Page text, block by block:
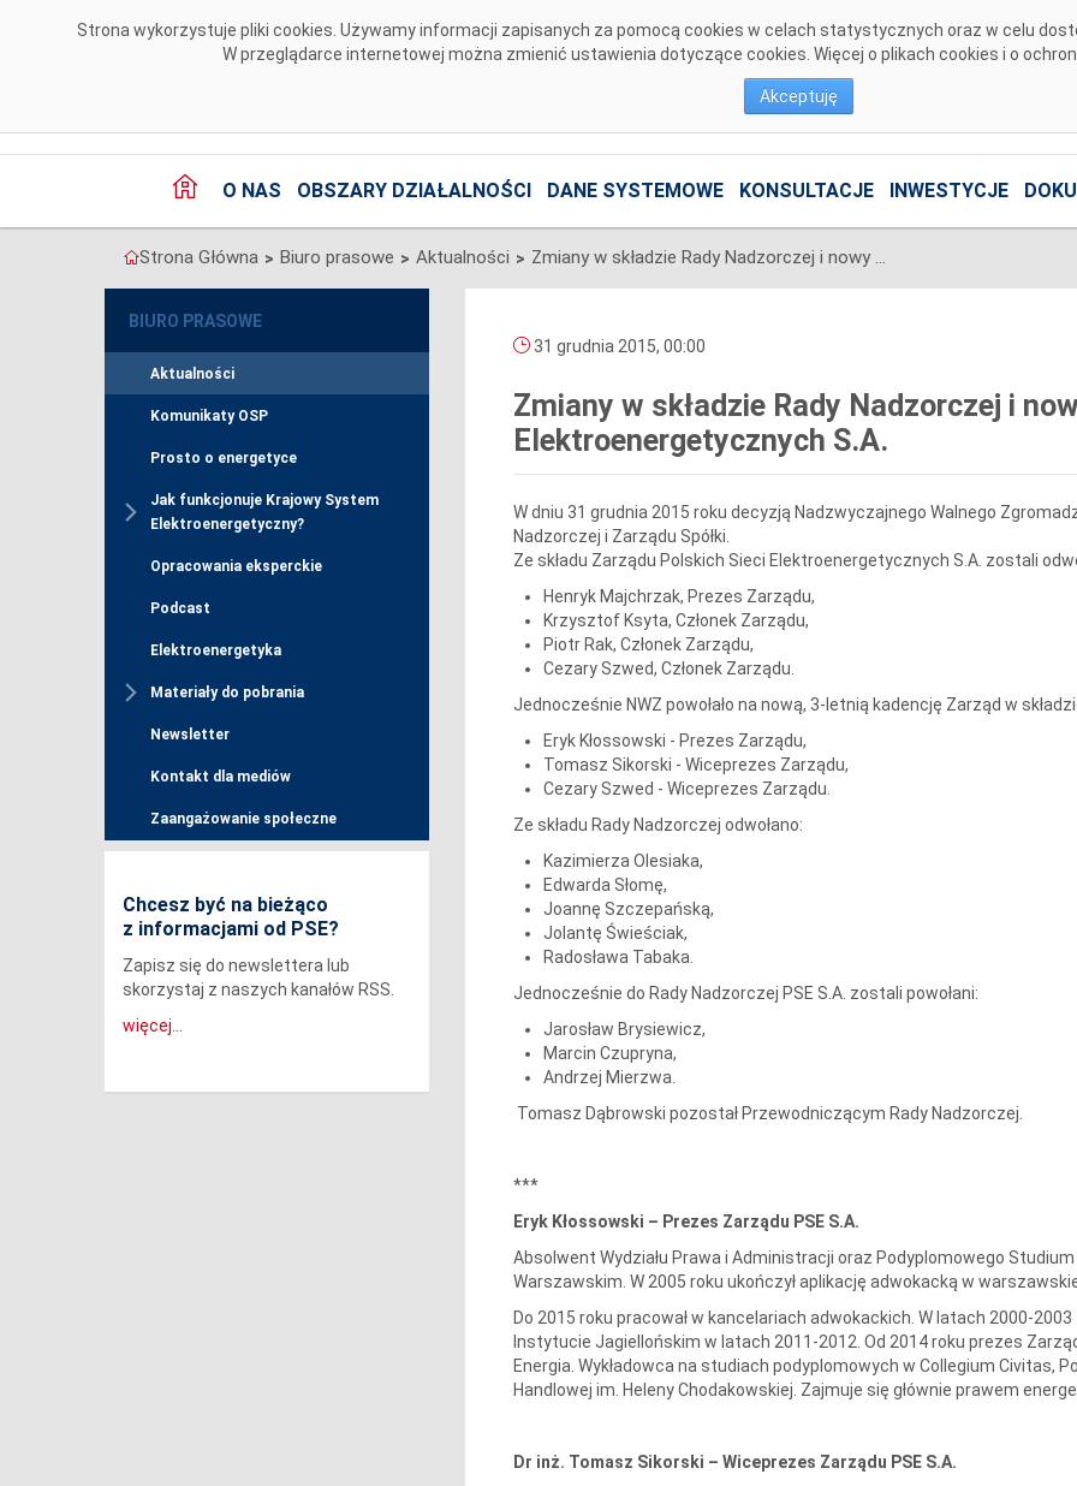
Strona wykorzystuje pliki cookies. Używamy informacji zapisanych za pomocą cookies w celach statystycznych oraz w celu
W przeglądarce internetowej można zmienić ustawienia dotyczące cookies. Więcej o plikach cookies i o
Akceptuję
O NAS OBSZARY DZIAŁALNOŚCI DANE SYSTEMOWE KONSULTACJE INWESTYCJE
Strona Główna > Biuro prasowe > Aktualności > Zmiany w składzie Rady Nadzorczej i nowy Zarząd Polskich Sieci Elektroenergetycznych S.A.
BIURO PRASOWE
Aktualności
Komunikaty OSP
Prosto o energetyce
Jak funkcjonuje Krajowy System
Elektroenergetyczny?
Opracowania eksperckie
Podcast
Elektroenergetyka
Materiały do pobrania
Newsletter
Kontakt dla mediów
Zaangażowanie społeczne
Chcesz być na bieżąco
z informacjami od PSE?
Zapisz się do newslettera lub
skorzystaj z naszych kanałów RSS.
więcej...
31 grudnia 2015, 00:00
Zmiany w składzie Rady Nadzorczej i
Elektroenergetycznych S.A.
W dniu 31 grudnia 2015 roku decyzją Nadzwyczajnego Walnego
Nadzorczej i Zarządu Spółki.
Ze składu Zarządu Polskich Sieci Elektroenergetycznych S.A. zostali
Henryk Majchrzak, Prezes Zarządu,
Krzysztof Ksyta, Członek Zarządu,
Piotr Rak, Członek Zarządu,
Cezary Szwed, Członek Zarządu.
Jednocześnie NWZ powołało na nową, 3-letnią kadencję Zarząd w
Eryk Kłossowski - Prezes Zarządu,
Tomasz Sikorski - Wiceprezes Zarządu,
Cezary Szwed - Wiceprezes Zarządu.
Ze składu Rady Nadzorczej odwołano:
Kazimierza Olesiaka,
Edwarda Słomę,
Joannę Szczepańską,
Jolantę Świeściak,
Radosława Tabaka.
Jednocześnie do Rady Nadzorczej PSE S.A. zostali powołani:
Jarosław Brysiewicz,
Marcin Czupryna,
Andrzej Mierzwa.
Tomasz Dąbrowski pozostał Przewodniczącym Rady Nadzorczej.
***
Eryk Kłossowski – Prezes Zarządu PSE S.A.
Absolwent Wydziału Prawa i Administracji oraz Podyplomowego
Warszawskim. W 2005 roku ukończył aplikację adwokacką w
Do 2015 roku pracował w kancelariach adwokackich. W latach 2000-
Instytucie Jagiellońskim w latach 2011-2012. Od 2014 roku prezes
Energia. Wykładowca na studiach podyplomowych w Collegium Civitas,
Handlowej im. Heleny Chodakowskiej. Zajmuje się głównie prawem
Dr inż. Tomasz Sikorski – Wiceprezes Zarządu PSE S.A.